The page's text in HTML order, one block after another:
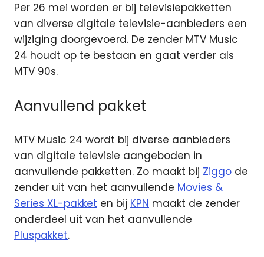
Per 26 mei worden er bij televisiepakketten
van diverse digitale televisie-aanbieders een
wijziging doorgevoerd. De zender MTV Music
24 houdt op te bestaan en gaat verder als
MTV 90s.
Aanvullend pakket
MTV Music 24 wordt bij diverse aanbieders
van digitale televisie aangeboden in
aanvullende pakketten. Zo maakt bij Ziggo de
zender uit van het aanvullende Movies &
Series XL-pakket en bij KPN maakt de zender
onderdeel uit van het aanvullende
Pluspakket.